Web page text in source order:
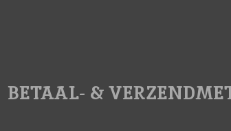
BETAAL- &